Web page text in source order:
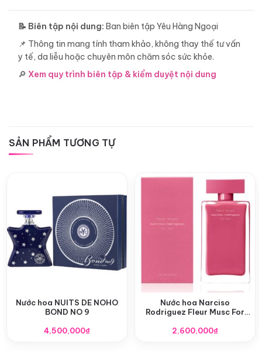
📝 Biên tập nội dung: Ban biên tập Yêu Hàng Ngoại
📌 Thông tin mang tính tham khảo, không thay thế tư vấn
y tế, da liễu hoặc chuyên môn chăm sóc sức khỏe.
🔎 Xem quy trình biên tập & kiểm duyệt nội dung
SẢN PHẨM TƯƠNG TỰ
Nước hoa NUITS DE NOHO
BOND NO 9
4,500,000₫
Nước hoa Narciso
Rodriguez Fleur Musc For
2,600,000₫